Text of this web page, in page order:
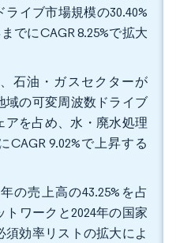
イブ市場規模の30.40%
でにCAGR 8.25%で拡大
石油・ガスセクターが
域の可変周波数ドライブ
アを占め、水・廃水処理
CAGR 9.02%で上昇する
の売上高の43.25%を占
ワークと2024年の国家
効率リストの拡大によ